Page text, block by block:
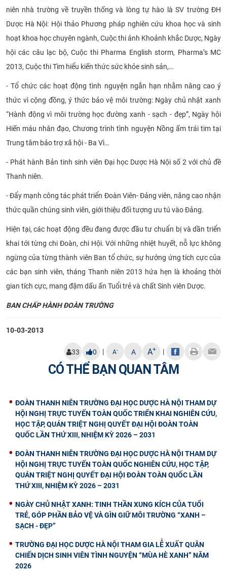
niên nhà trường về truyền thống và lòng tự hào là SV trường ĐH
Dược Hà Nội: Hội thảo Phương pháp nghiên cứu khoa học và sinh
hoạt khoa học chuyên ngành, Cuộc thi ảnh Khoảnh khắc Dược, Ngày
hội các câu lạc bộ, Cuộc thi Pharma English storm, Pharma’s MC
2013, Cuộc thi Tìm hiểu kiến thức sức khỏe sinh sản,…
- Tổ chức các hoạt động tình nguyện ngắn hạn nhằm nâng cao ý
thức vì cộng đồng, ý thức bảo vệ môi trường: Ngày chủ nhật xanh
“Hành động vì môi trường học đường xanh - sạch - đẹp”, Ngày hội
Hiến máu nhân đạo, Chương trình tình nguyện Nồng ấm trái tim tại
Trung tâm bảo trợ xã hội - Ba Vì…
- Phát hành Bản tinh sinh viên Đại học Dược Hà Nội số 2 với chủ đề
Thanh niên.
- Đẩy mạnh công tác phát triển Đoàn Viên- Đảng viên, nâng cao nhận
thức quần chúng sinh viên, giới thiệu đối tượng ưu tú vào Đảng.
Hiện tại, các hoạt động đều đang được đầu tư chuẩn bị và dần triển
khai tới từng chi Đoàn, chi Hội. Với những nhiệt huyết, nỗ lực không
ngừng của từng thành viên Ban tổ chức, sự hưởng ứng tích cực của
các bạn sinh viên, tháng Thanh niên 2013 hứa hẹn là khoảng thời
gian tích cực, mang đậm dấu ấn Tuổi trẻ và chất Sinh viên Dược.
BAN CHẤP HÀNH ĐOÀN TRƯỜNG​
10-03-2013
33 0 | A- A A+ |
CÓ THỂ BẠN QUAN TÂM
ĐOÀN THANH NIÊN TRƯỜNG ĐẠI HỌC DƯỢC HÀ NỘI THAM DỰ
HỘI NGHỊ TRỰC TUYẾN TOÀN QUỐC TRIỂN KHAI NGHIÊN CỨU,
HỌC TẬP, QUÁN TRIỆT NGHỊ QUYẾT ĐẠI HỘI ĐOÀN TOÀN
QUỐC LẦN THỨ XIII, NHIỆM KỲ 2026 – 2031
ĐOÀN THANH NIÊN TRƯỜNG ĐẠI HỌC DƯỢC HÀ NỘI THAM DỰ
HỘI NGHỊ TRỰC TUYẾN TOÀN QUỐC NGHIÊN CỨU, HỌC TẬP,
QUÁN TRIỆT NGHỊ QUYẾT ĐẠI HỘI ĐOÀN TOÀN QUỐC LẦN
THỨ XIII, NHIỆM KỲ 2026 – 2031
NGÀY CHỦ NHẬT XANH: TINH THẦN XUNG KÍCH CỦA TUỔI
TRẺ, GÓP PHẦN BẢO VỆ VÀ GÌN GIỮ MÔI TRƯỜNG “XANH –
SẠCH - ĐẸP”
TRƯỜNG ĐẠI HỌC DƯỢC HÀ NỘI THAM GIA LỄ XUẤT QUÂN
CHIẾN DỊCH SINH VIÊN TÌNH NGUYỆN “MÙA HÈ XANH” NĂM
2026